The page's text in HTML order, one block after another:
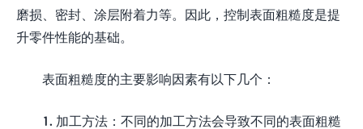
磨损、密封、涂层附着力等。因此，控制表面粗糙度是提
升零件性能的基础。
表面粗糙度的主要影响因素有以下几个：
1. 加工方法：不同的加工方法会导致不同的表面粗糙